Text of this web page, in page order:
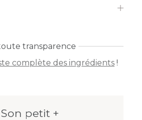
transparence
complète des ingrédients !
Son petit +